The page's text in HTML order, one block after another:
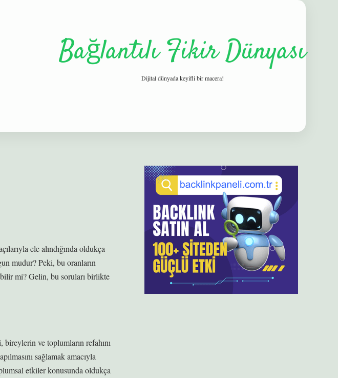
Bağlantılı Fikir Dünyası
Dijital dünyada keyifli bir macera!
ele alındığında oldukça
mudur? Peki, bu oranların
mi? Gelin, bu soruları birlikte
ve toplumların refahını
sağlamak amacıyla
etkiler konusunda oldukça